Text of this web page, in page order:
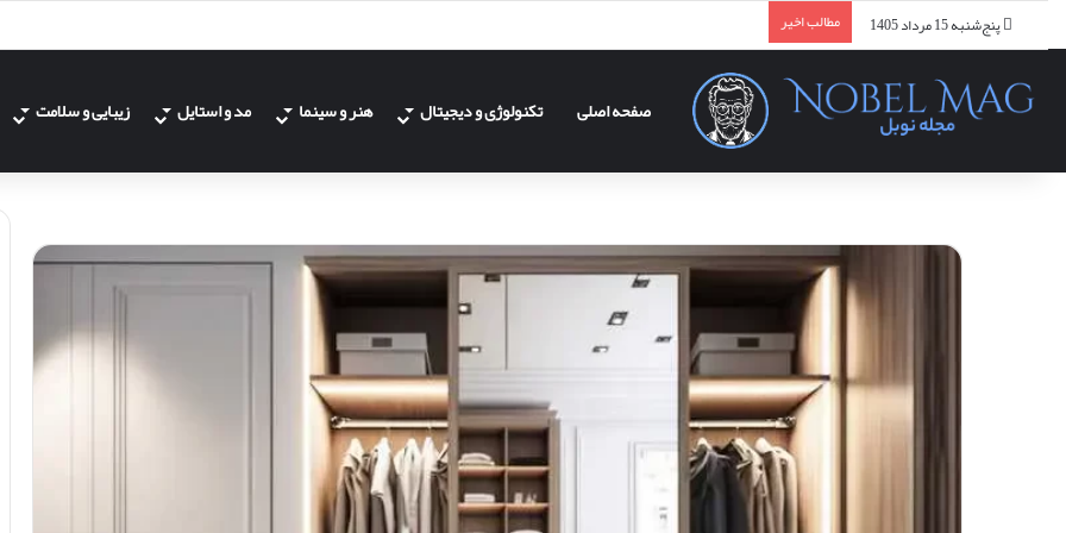
پنج‌شنبه 15 مرداد 1405 مطالب اخیر
صفحه اصلی تکنولوژی و دیجیتال هنر و سینما مد و استایل زیبایی و سلامت